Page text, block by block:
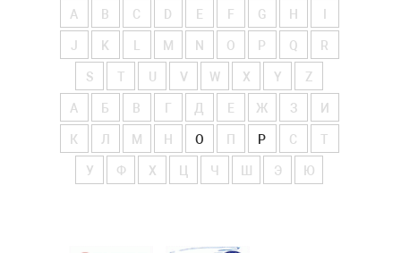
A B C D E F G H
J K M N O P Q R
S T V W X Y Z
А Б В Г Д Е Ж З И
К Л М Н О П Р С Т
У Ф Х Ч Э Ю